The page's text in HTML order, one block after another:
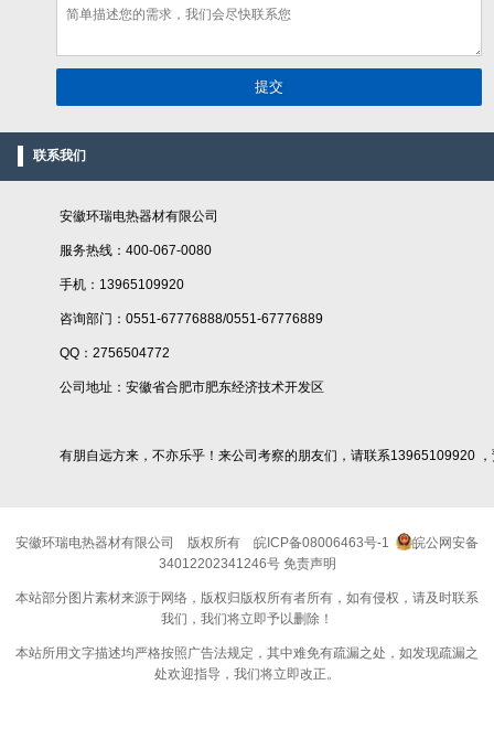
联系我们
安徽环瑞电热器材有限公司
服务热线：400-067-0080
手机：13965109920
咨询部门：0551-67776888/0551-67776889
QQ：2756504772
公司地址：安徽省合肥市肥东经济技术开发区
有朋自远方来，不亦乐乎！来公司考察的朋友们，请联系13965109920
安徽环瑞电热器材有限公司 版权所有 皖ICP备08006463号-1
皖公网安备
34012202341246号 免责声明
本站部分图片素材来源于网络，版权归版权所有者所有，如有侵权，请及时联系
我们，我们将立即予以删除！
本站所用文字描述均严格按照广告法规定，其中难免有疏漏之处，如发现疏漏之
处欢迎指导，我们将立即改正。